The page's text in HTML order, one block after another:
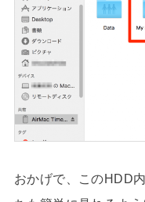
おかげで、このHDD